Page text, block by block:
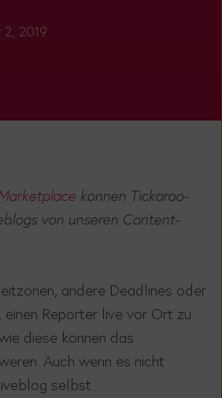
2, 2019
können Tickaroo-
von unseren Content-
andere Deadlines oder
Reporter live vor Ort zu
diese können das
Auch wenn es nicht
selbst